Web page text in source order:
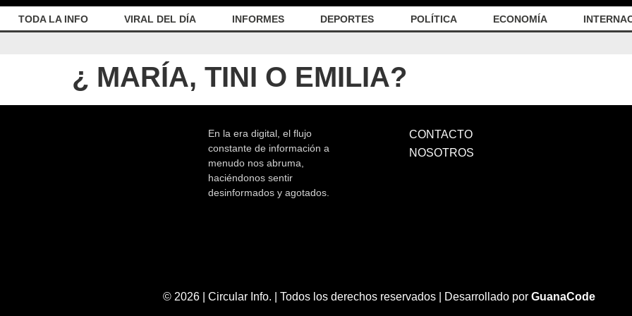
TODA LA INFO VIRAL DEL DÍA INFORMES DEPORTES POLÍTICA ECONOMÍA
¿ MARÍA, TINI O EMILIA?
En la era digital, el flujo
constante de información a
menudo nos abruma,
haciéndonos sentir
desinformados y agotados.
CONTACTO
NOSOTROS
© 2026 | Circular Info. | Todos los derechos reservados | Desarrollado por GuanaCode